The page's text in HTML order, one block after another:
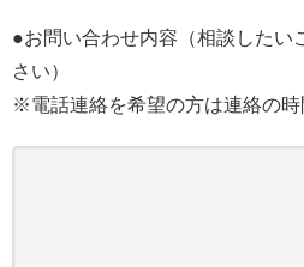
●お問い合わせ内容（相談したい
さい）
※電話連絡を希望の方は連絡の